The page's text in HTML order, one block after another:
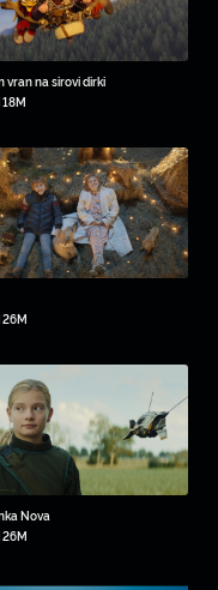
vran na sirovi dirki
18M
26M
Nova
26M